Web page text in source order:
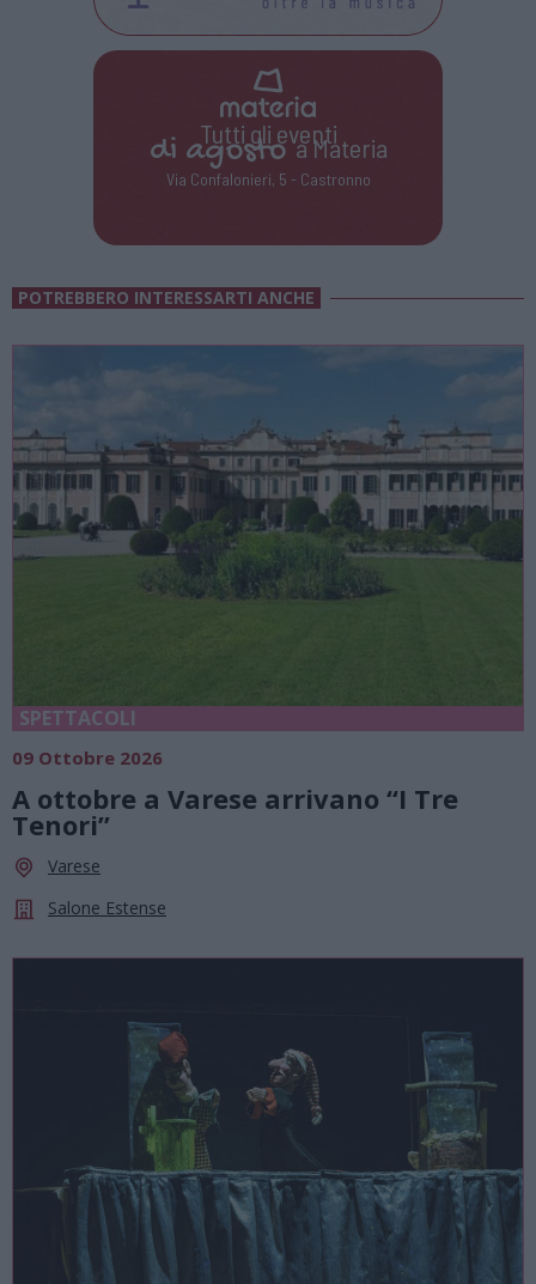
Tutti gli eventi
di agostoa Materia
Via Confalonieri, 5 - Castronno
POTREBBERO INTERESSARTI ANCHE
SPETTACOLI
09 Ottobre 2026
A ottobre a Varese arrivano “I Tre
Tenori”
Varese
Salone Estense